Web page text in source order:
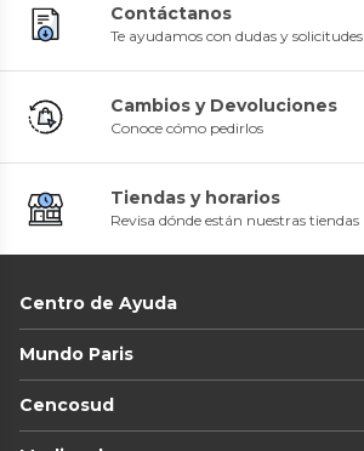
Contáctanos
Te ayudamos con dudas y solicitudes
Cambios y Devoluciones
Conoce cómo pedirlos
Tiendas y horarios
Revisa dónde están nuestras tiendas
Centro de Ayuda
Mundo Paris
Cencosud